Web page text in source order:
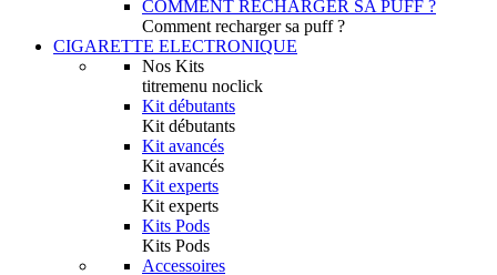
COMMENT RECHARGER SA PUFF ?
Comment recharger sa puff ?
CIGARETTE ELECTRONIQUE
Nos Kits
titremenu noclick
Kit débutants
Kit débutants
Kit avancés
Kit avancés
Kit experts
Kit experts
Kits Pods
Kits Pods
Accessoires